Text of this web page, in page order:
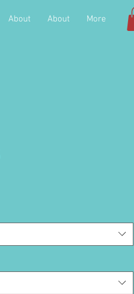
About About More